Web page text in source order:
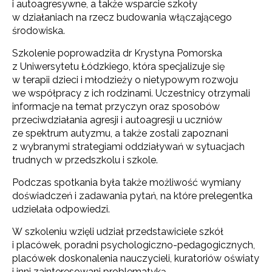
i autoagresywne, a także wsparcie szkoły
w działaniach na rzecz budowania włączającego
środowiska.
Szkolenie poprowadziła dr Krystyna Pomorska
z Uniwersytetu Łódzkiego, która specjalizuje się
w terapii dzieci i młodzieży o nietypowym rozwoju
we współpracy z ich rodzinami. Uczestnicy otrzymali
informacje na temat przyczyn oraz sposobów
przeciwdziałania agresji i autoagresji u uczniów
ze spektrum autyzmu, a także zostali zapoznani
z wybranymi strategiami oddziaływań w sytuacjach
trudnych w przedszkolu i szkole.
Podczas spotkania była także możliwość wymiany
doświadczeń i zadawania pytań, na które prelegentka
udzielała odpowiedzi.
W szkoleniu wzięli udział przedstawiciele szkół
i placówek, poradni psychologiczno-pedagogicznych,
placówek doskonalenia nauczycieli, kuratoriów oświaty